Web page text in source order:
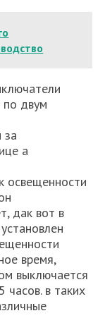
по двум
за
а
освещенности
дак вот в
время,
выключается
часов. в таких